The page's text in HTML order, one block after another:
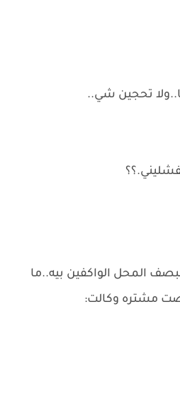
تحجين شي..
المحل الواكفين بيه..ما
مشتره وكالت: